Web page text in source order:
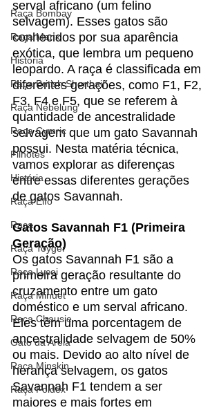
Raça Bombay
Raça Manx
História
Raça British Shorthair
Raça Nebelung
Raça Cymric
Filhotes
História
Raça Elfo
Raça
Raça Toyger
Raça Lycoi
Raça Minuet
Raça Chausie
Gato da Areia
Raça Minskin
Raça Foldex
serval africano (um felino
selvagem). Esses gatos são
conhecidos por sua aparência
exótica, que lembra um pequeno
leopardo. A raça é classificada em
diferentes gerações, como F1, F2,
F3, F4 e F5, que se referem à
quantidade de ancestralidade
selvagem que um gato Savannah
possui. Nesta matéria técnica,
vamos explorar as diferenças
entre essas diferentes gerações
de gatos Savannah.
Gatos Savannah F1 (Primeira
Geração)
Os gatos Savannah F1 são a
primeira geração resultante do
cruzamento entre um gato
doméstico e um serval africano.
Eles têm uma porcentagem de
ancestralidade selvagem de 50%
ou mais. Devido ao alto nível de
herança selvagem, os gatos
Savannah F1 tendem a ser
maiores e mais fortes em